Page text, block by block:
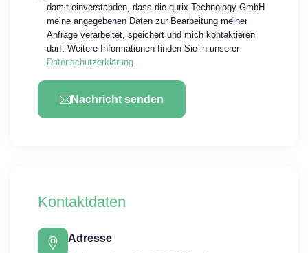
damit einverstanden, dass die qurix Technology GmbH
meine angegebenen Daten zur Bearbeitung meiner
Anfrage verarbeitet, speichert und mich kontaktieren
darf. Weitere Informationen finden Sie in unserer
Datenschutzerklärung.
Nachricht senden
Kontaktdaten
Adresse